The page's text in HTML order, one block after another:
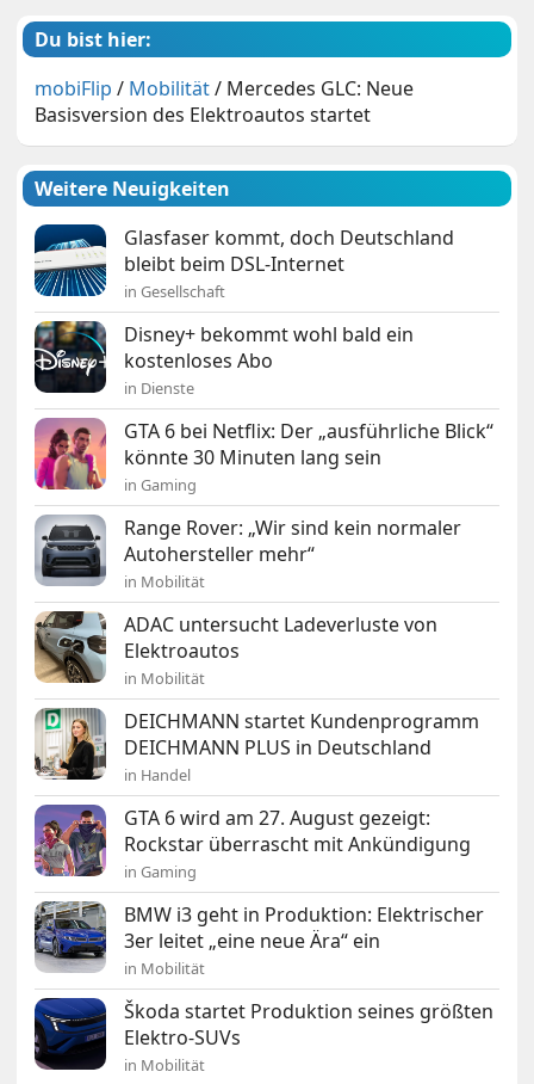
Du bist hier:
mobiFlip / Mobilität/ Mercedes GLC: Neue
Basisversion des Elektroautos startet
Weitere Neuigkeiten
Glasfaser kommt, doch Deutschland
bleibt beim DSL-Internet
in Gesellschaft
Disney+ bekommt wohl bald ein
kostenloses Abo
in Dienste
GTA 6 bei Netflix: Der „ausführliche Blick“
könnte 30 Minuten lang sein
in Gaming
Range Rover: „Wir sind kein normaler
Autohersteller mehr“
in Mobilität
ADAC untersucht Ladeverluste von
Elektroautos
in Mobilität
DEICHMANN startet Kundenprogramm
DEICHMANN PLUS in Deutschland
in Handel
GTA 6 wird am 27. August gezeigt:
Rockstar überrascht mit Ankündigung
in Gaming
BMW i3 geht in Produktion: Elektrischer
3er leitet „eine neue Ära“ ein
in Mobilität
Škoda startet Produktion seines größten
Elektro-SUVs
in Mobilität